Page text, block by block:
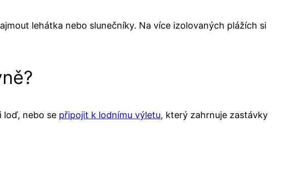
lehátka nebo slunečníky. Na více izolovaných plážích si
loď, nebo se připojit k lodnímu výletu, který zahrnuje zastávky